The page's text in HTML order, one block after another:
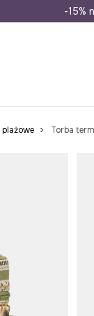
Wysyłka
-15%
Torba